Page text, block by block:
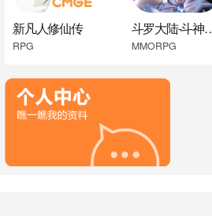
新凡人修仙传
RPG
斗罗大
MMORPG